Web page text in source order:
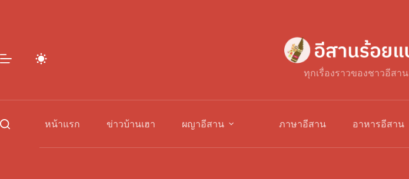
ทุกเรื่องราวของชาวอีสาน
หน้าแรก ข่าวบ้านเฮา ผญาอีสาน ภาษาอีสาน อาหารอีสาน